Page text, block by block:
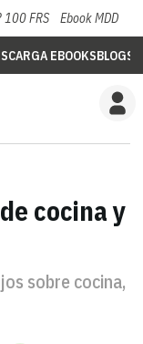
100 FRS Ebook MDD
EBOOKSBLOGS
cocina y
sobre cocina,